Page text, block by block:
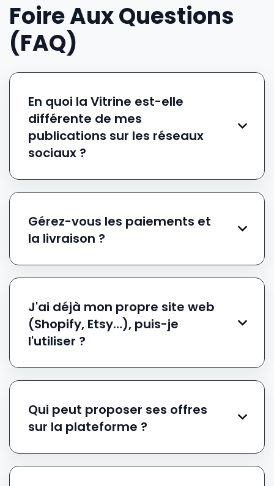
Foire Aux Questions
(FAQ)
En quoi la Vitrine est-elle
différente de mes
publications sur les réseaux
sociaux ?
Gérez-vous les paiements et
la livraison ?
J'ai déjà mon propre site web
(Shopify, Etsy…), puis-je
l'utiliser ?
Qui peut proposer ses offres
sur la plateforme ?